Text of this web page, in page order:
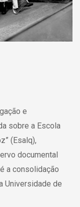
e
sobre a Escola
(Esalq),
documental
a consolidação
Universidade de